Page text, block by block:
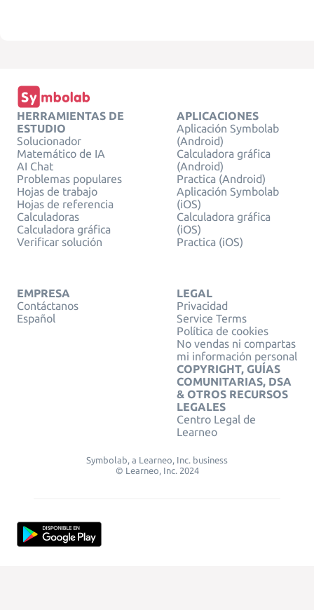
HERRAMIENTAS DE
ESTUDIO
Solucionador
Matemático de IA
AI Chat
Problemas populares
Hojas de trabajo
Hojas de referencia
Calculadoras
Calculadora gráfica
Verificar solución
APLICACIONES
Aplicación Symbolab
(Android)
Calculadora gráfica
(Android)
Practica (Android)
Aplicación Symbolab
(iOS)
Calculadora gráfica
(iOS)
Practica (iOS)
EMPRESA
Contáctanos
Español
LEGAL
Privacidad
Service Terms
Política de cookies
No vendas ni compartas
mi información personal
COPYRIGHT, GUÍAS
COMUNITARIAS, DSA
& OTROS RECURSOS
LEGALES
Centro Legal de
Learneo
Symbolab, a Learneo, Inc. business
© Learneo, Inc. 2024